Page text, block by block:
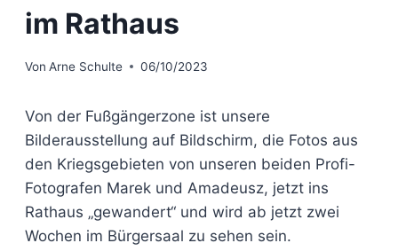
im Rathaus
Von Arne Schulte 06/10/2023
Von der Fußgängerzone ist unsere
Bilderausstellung auf Bildschirm, die Fotos aus
den Kriegsgebieten von unseren beiden Profi-
Fotografen Marek und Amadeusz, jetzt ins
Rathaus „gewandert“ und wird ab jetzt zwei
Wochen im Bürgersaal zu sehen sein.